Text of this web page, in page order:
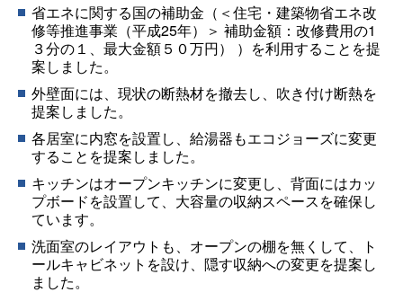
省エネに関する国の補助金（＜住宅・建築物省エネ改
修等推進事業（平成25年）＞ 補助金額：改修費用の1
３分の１、最大金額５０万円） ）を利用することを提
案しました。
外壁面には、現状の断熱材を撤去し、吹き付け断熱を
提案しました。
各居室に内窓を設置し、給湯器もエコジョーズに変更
することを提案しました。
キッチンはオープンキッチンに変更し、背面にはカッ
プボードを設置して、大容量の収納スペースを確保し
ています。
洗面室のレイアウトも、オープンの棚を無くして、ト
ールキャビネットを設け、隠す収納への変更を提案し
ました。